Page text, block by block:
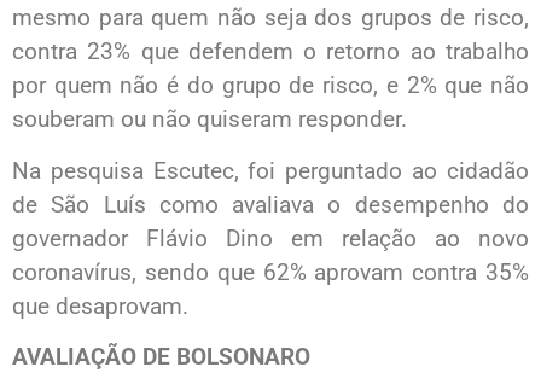
mesmo para quem não seja dos grupos de risco,
contra 23% que defendem o retorno ao trabalho
por quem não é do grupo de risco, e 2% que não
souberam ou não quiseram responder.
Na pesquisa Escutec, foi perguntado ao cidadão
de São Luís como avaliava o desempenho do
governador Flávio Dino em relação ao novo
coronavírus, sendo que 62% aprovam contra 35%
que desaprovam.
AVALIAÇÃO DE BOLSONARO